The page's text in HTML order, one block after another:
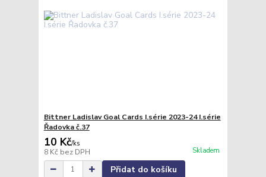
Bittner Ladislav Goal Cards I.série 2023-24 I.série
Řadovka č.37
10 Kč/ks
8 Kč bez DPH Skladem
Přidat do košíku